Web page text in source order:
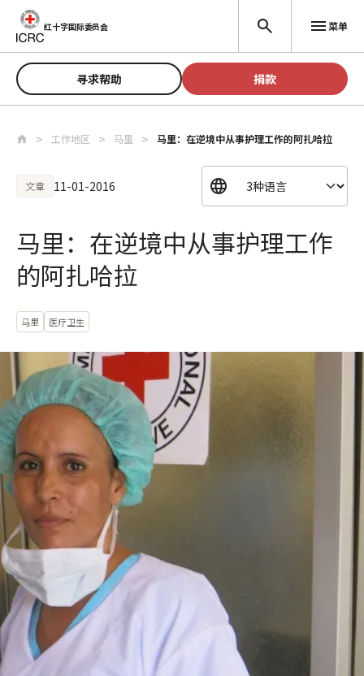
跳至主要内容
红十字国际委员会 菜单
寻求帮助 捐款
工作地区 马里 马里：在逆境中从事护理工作的阿扎哈拉
文章 11-01-2016
马里：在逆境中从事护理工作
的阿扎哈拉
马里 医疗卫生